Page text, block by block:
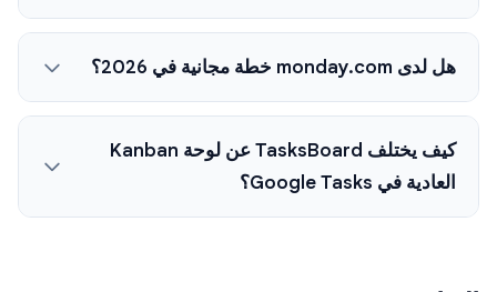
هل لدى monday.com خطة مجانية في 2026؟
كيف يختلف TasksBoard عن لوحة Kanban
العادية في Google Tasks؟